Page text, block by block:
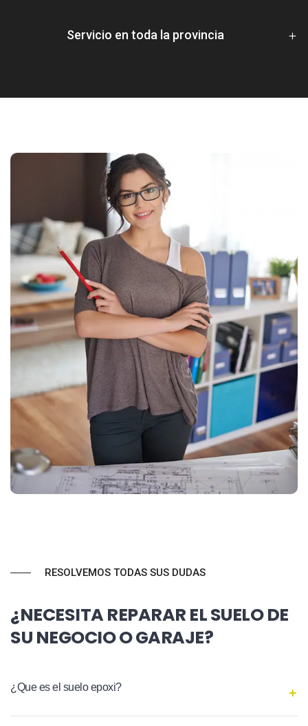
Servicio en toda la provincia
RESOLVEMOS TODAS SUS DUDAS
¿NECESITA REPARAR EL SUELO DE
SU NEGOCIO O GARAJE?
¿Que es el suelo epoxi?